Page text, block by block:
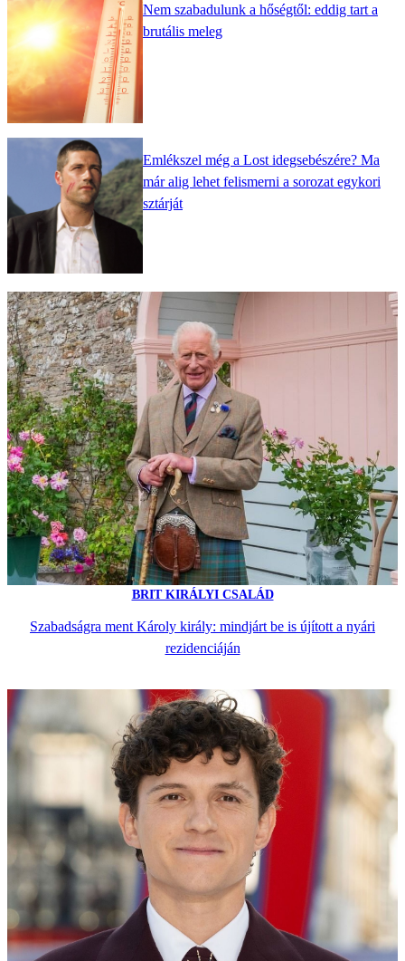
Nem szabadulunk a hőségtől: eddig tart a
brutális meleg
Emlékszel még a Lost idegsebészére? Ma
már alig lehet felismerni a sorozat egykori
sztárját
BRIT KIRÁLYI CSALÁD
Szabadságra ment Károly király: mindjárt be is újított a nyári
rezidenciáján